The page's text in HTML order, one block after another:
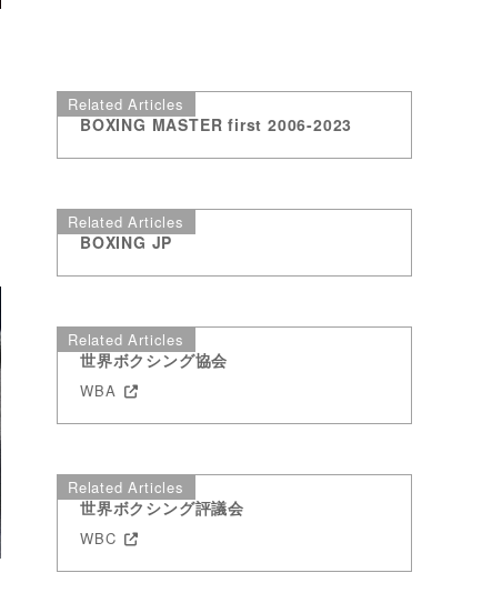
Related Articles
BOXING MASTER first 2006-2023
Related Articles
BOXING JP
Related Articles
世界ボクシング協会
WBA
Related Articles
世界ボクシング評議会
WBC